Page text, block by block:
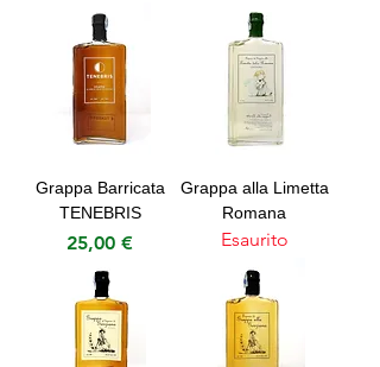
Grappa Barricata
TENEBRIS
Prezzo
25,00 €
Grappa alla Limetta
Romana
Esaurito